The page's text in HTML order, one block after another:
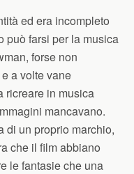
ed era incompleto
può farsi per la musica
forse non
a volte vane
ricreare in musica
mancavano.
di un proprio marchio,
che il film abbiano
le fantasie che una